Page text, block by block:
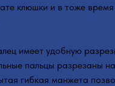
клюшки и в тоже
имеет удобную
пальцы разрезаны
гибкая манжета